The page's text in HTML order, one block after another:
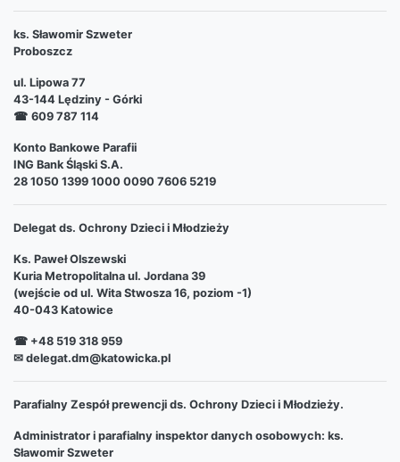
ks. Sławomir Szweter
Proboszcz
ul. Lipowa 77
43-144 Lędziny - Górki
☎ 609 787 114
Konto Bankowe Parafii
ING Bank Śląski S.A.
28 1050 1399 1000 0090 7606 5219
Delegat ds. Ochrony Dzieci i Młodzieży
Ks. Paweł Olszewski
Kuria Metropolitalna ul. Jordana 39
(wejście od ul. Wita Stwosza 16, poziom -1)
40-043 Katowice
☎ +48 519 318 959
✉ delegat.dm@katowicka.pl
Parafialny Zespół prewencji ds. Ochrony Dzieci i Młodzieży.
Administrator i parafialny inspektor danych osobowych: ks.
Sławomir Szweter